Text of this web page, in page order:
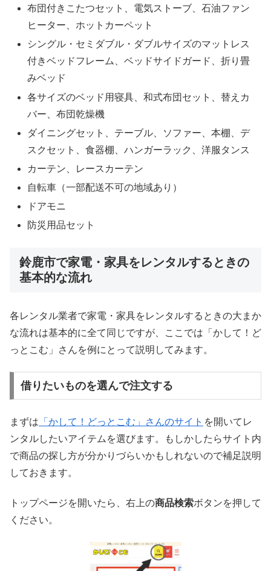
布団付きこたつセット、電気ストーブ、石油ファン
ヒーター、ホットカーペット
シングル・セミダブル・ダブルサイズのマットレス
付きベッドフレーム、ベッドサイドガード、折り畳
みベッド
各サイズのベッド用寝具、和式布団セット、替えカ
バー、布団乾燥機
ダイニングセット、テーブル、ソファー、本棚、デ
スクセット、食器棚、ハンガーラック、洋服タンス
カーテン、レースカーテン
自転車（一部配送不可の地域あり）
ドアモニ
防災用品セット
鈴鹿市で家電・家具をレンタルするときの
基本的な流れ
各レンタル業者で家電・家具をレンタルするときの大まか
な流れは基本的に全て同じですが、ここでは「かして！ど
っとこむ」さんを例にとって説明してみます。
借りたいものを選んで注文する
まずは 「かして！どっとこむ」さんのサイト を開いてレ
ンタルしたいアイテムを選びます。もしかしたらサイト内
で商品の探し方が分かりづらいかもしれないので補足説明
しておきます。
トップページを開いたら、右上の商品検索ボタンを押して
ください。